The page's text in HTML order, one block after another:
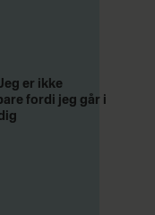
er ikke
fordi jeg går i